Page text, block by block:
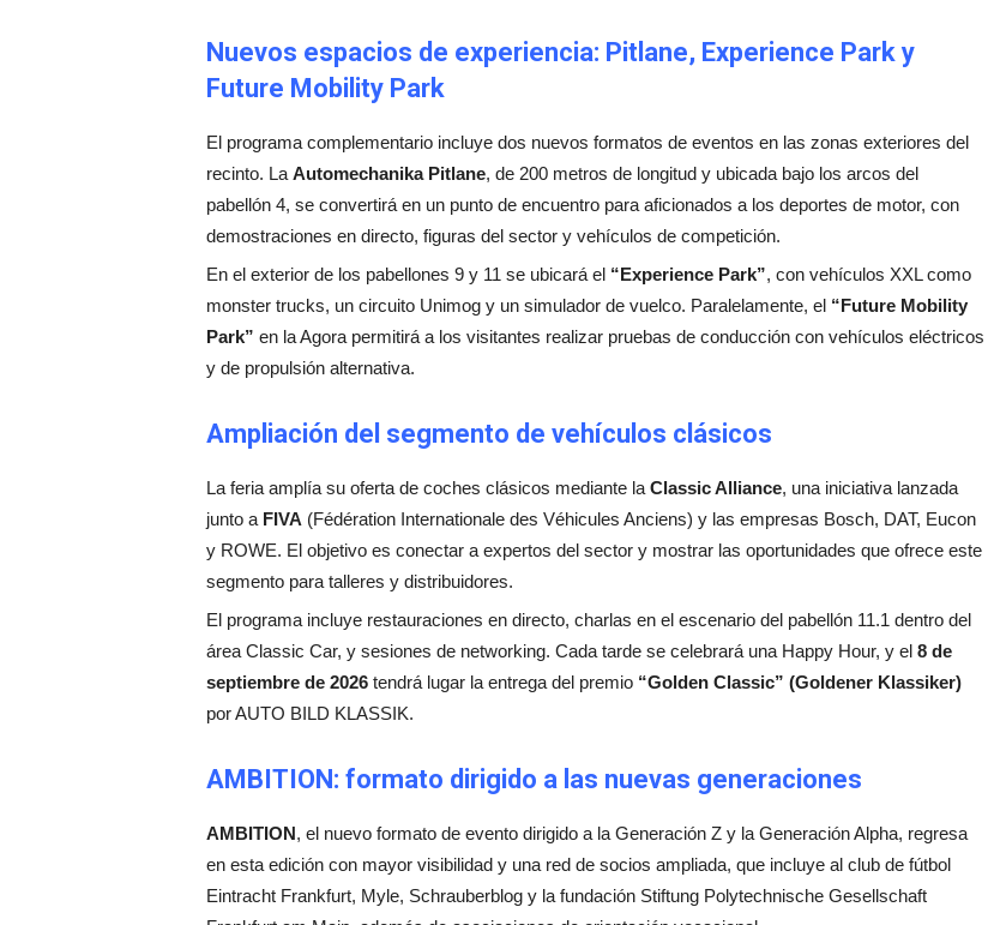
Nuevos espacios de experiencia: Pitlane, Experience Park y
Future Mobility Park
El programa complementario incluye dos nuevos formatos de eventos en las zonas exteriores del
recinto. La Automechanika Pitlane, de 200 metros de longitud y ubicada bajo los arcos del
pabellón 4, se convertirá en un punto de encuentro para aficionados a los deportes de motor, con
demostraciones en directo, figuras del sector y vehículos de competición.
En el exterior de los pabellones 9 y 11 se ubicará el “Experience Park”, con vehículos XXL como
monster trucks, un circuito Unimog y un simulador de vuelco. Paralelamente, el “Future Mobility
Park” en la Agora permitirá a los visitantes realizar pruebas de conducción con vehículos eléctricos
y de propulsión alternativa.
Ampliación del segmento de vehículos clásicos
La feria amplía su oferta de coches clásicos mediante la Classic Alliance, una iniciativa lanzada
junto a FIVA (Fédération Internationale des Véhicules Anciens) y las empresas Bosch, DAT, Eucon
y ROWE. El objetivo es conectar a expertos del sector y mostrar las oportunidades que ofrece este
segmento para talleres y distribuidores.
El programa incluye restauraciones en directo, charlas en el escenario del pabellón 11.1 dentro del
área Classic Car, y sesiones de networking. Cada tarde se celebrará una Happy Hour, y el 8 de
septiembre de 2026 tendrá lugar la entrega del premio “Golden Classic” (Goldener Klassiker)
por AUTO BILD KLASSIK.
AMBITION: formato dirigido a las nuevas generaciones
AMBITION, el nuevo formato de evento dirigido a la Generación Z y la Generación Alpha, regresa
en esta edición con mayor visibilidad y una red de socios ampliada, que incluye al club de fútbol
Eintracht Frankfurt, Myle, Schrauberblog y la fundación Stiftung Polytechnische Gesellschaft